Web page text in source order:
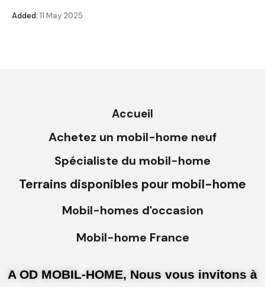
Added: 11 May 2025
Accueil
Achetez un mobil-home neuf
Spécialiste du mobil-home
Terrains disponibles pour mobil-home
Mobil-homes d'occasion
Mobil-home France
A OD MOBIL-HOME, Nous vous invitons à